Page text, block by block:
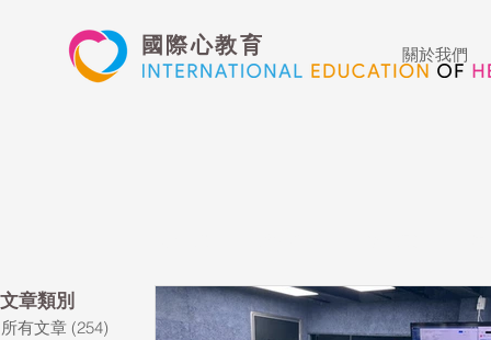
國際心教育 關於我們
​文章類別
所有文章 (254) 254 篇文章
藝術高中 表演藝術 多媒體